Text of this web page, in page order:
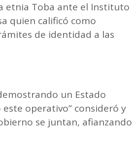
etnia Toba ante el Instituto
quien calificó como
de identidad a las
un Estado
operativo” consideró y
se juntan, afianzando